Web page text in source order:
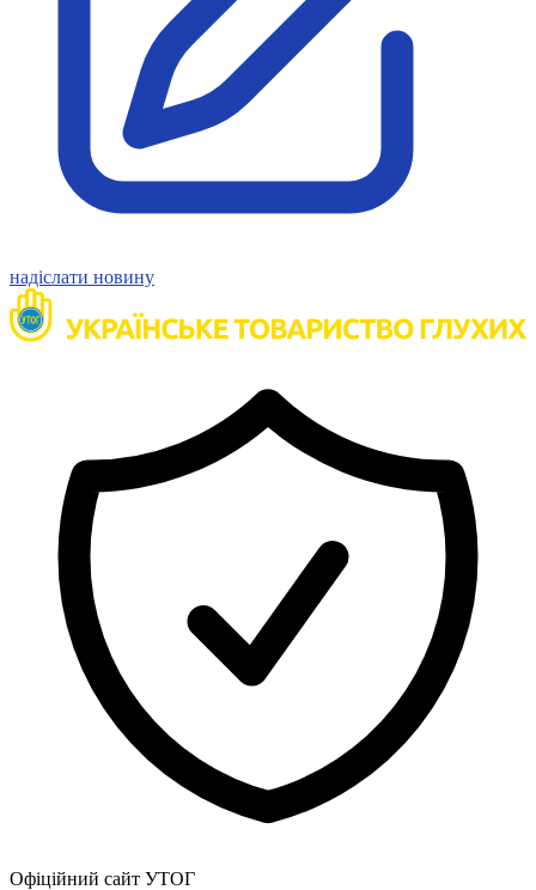
Молодіжні лідери УТОГ
Ветерани УТОГ
Мережа УТОГ
Підприємства УТОГ
Рекорди УТОГ
Видання УТОГ
Звіти
Посилання сторінок УТОГ
Контакти
Навчальні програми
Для абітурієнтів
Українська жестова мова
Правознавство
Я досліджую світ
Реєстр перекладачів жестової мови Українського
товариства глухих
Підготовка перекладачів
Безбар'єрність для глухих
Вінницька область
Волинська область
Дніпропетровська область
Донецька область
Закарпатська область
Запорізька область
Івано-Франківська область
Кіровоградська область
надіслати новину
Офіційний сайт УТОГ